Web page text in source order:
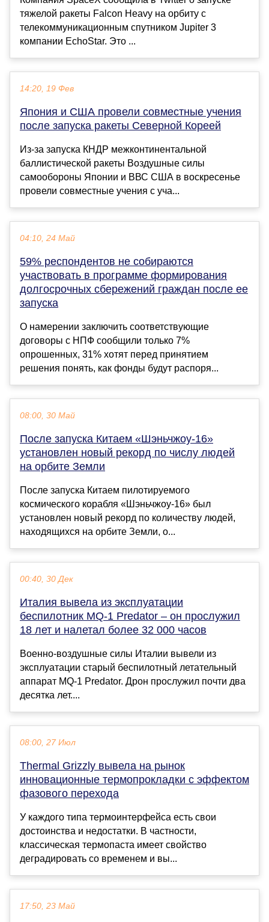
тяжелой ракеты Falcon Heavy на орбиту с
телекоммуникационным спутником Jupiter 3
компании EchoStar. Это ...
14:20, 19 Фев
Япония и США провели совместные учения
после запуска ракеты Северной Кореей
Из-за запуска КНДР межконтинентальной
баллистической ракеты Воздушные силы
самообороны Японии и ВВС США в воскресенье
провели совместные учения с уча...
04:10, 24 Май
59% респондентов не собираются
участвовать в программе формирования
долгосрочных сбережений граждан после ее
запуска
О намерении заключить соответствующие
договоры с НПФ сообщили только 7%
опрошенных, 31% хотят перед принятием
решения понять, как фонды будут распоря...
08:00, 30 Май
После запуска Китаем «Шэньчжоу-16»
установлен новый рекорд по числу людей
на орбите Земли
После запуска Китаем пилотируемого
космического корабля «Шэньчжоу-16» был
установлен новый рекорд по количеству людей,
находящихся на орбите Земли, о...
00:40, 30 Дек
Италия вывела из эксплуатации
беспилотник MQ-1 Predator – он прослужил
18 лет и налетал более 32 000 часов
Военно-воздушные силы Италии вывели из
эксплуатации старый беспилотный летательный
аппарат MQ-1 Predator. Дрон прослужил почти два
десятка лет....
08:00, 27 Июл
Thermal Grizzly вывела на рынок
инновационные термопрокладки с эффектом
фазового перехода
У каждого типа термоинтерфейса есть свои
достоинства и недостатки. В частности,
классическая термопаста имеет свойство
деградировать со временем и вы...
17:50, 23 Май